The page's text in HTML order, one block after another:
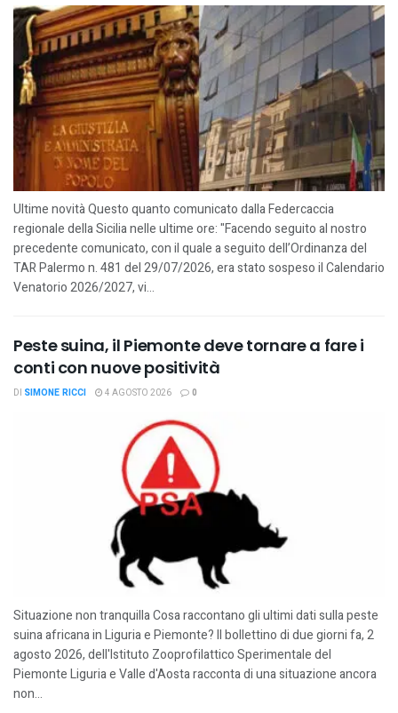
Ultime novità Questo quanto comunicato dalla Federcaccia
regionale della Sicilia nelle ultime ore: "Facendo seguito al nostro
precedente comunicato, con il quale a seguito dell’Ordinanza del
TAR Palermo n. 481 del 29/07/2026, era stato sospeso il Calendario
Venatorio 2026/2027, vi...
Peste suina, il Piemonte deve tornare a fare i
conti con nuove positività
DI SIMONE RICCI 4 AGOSTO 2026 0
Situazione non tranquilla Cosa raccontano gli ultimi dati sulla peste
suina africana in Liguria e Piemonte? Il bollettino di due giorni fa, 2
agosto 2026, dell'Istituto Zooprofilattico Sperimentale del
Piemonte Liguria e Valle d'Aosta racconta di una situazione ancora
non...